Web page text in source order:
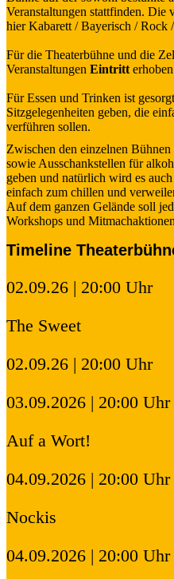
Veranstaltungen stattfinden. Die
hier Kabarett / Bayerisch / Rock
Für die Theaterbühne und die
Veranstaltungen Eintritt
Für Essen und Trinken ist
Sitzgelegenheiten geben, die
verführen sollen.
Zwischen den einzelnen Bühnen
sowie Ausschankstellen für
geben und natürlich wird es
einfach zum chillen und
Auf dem ganzen Gelände soll
Workshops und
Timeline
02.09.26 | 20:00 Uhr
The Sweet
02.09.26 | 20:00 Uhr
03.09.2026 | 20:00 Uhr
Auf a Wort!
04.09.2026 | 20:00 Uhr
Nockis
04.09.2026 | 20:00 Uhr